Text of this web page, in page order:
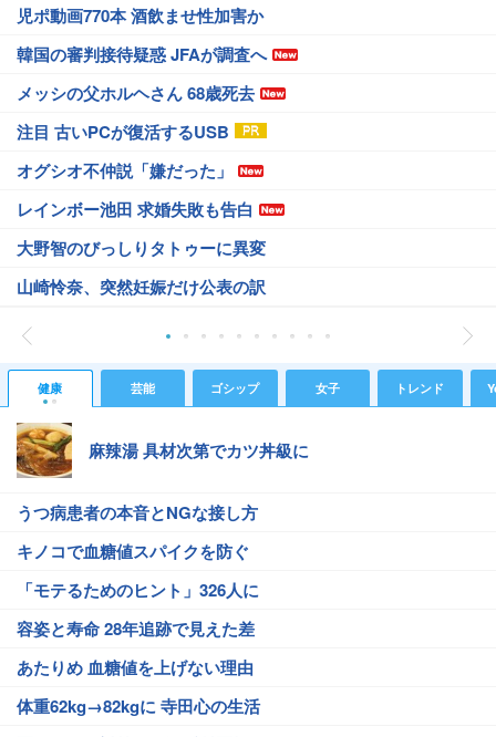
児ポ動画770本 酒飲ませ性加害か
韓国の審判接待疑惑 JFAが調査へ
メッシの父ホルヘさん 68歳死去
注目 古いPCが復活するUSB
オグシオ不仲説「嫌だった」
レインボー池田 求婚失敗も告白
大野智のびっしりタトゥーに異変
山崎怜奈、突然妊娠だけ公表の訳
健康 芸能 ゴシップ 女子 トレンド
麻辣湯 具材次第でカツ丼級に
うつ病患者の本音とNGな接し方
キノコで血糖値スパイクを防ぐ
「モテるためのヒント」326人に
容姿と寿命 28年追跡で見えた差
あたりめ 血糖値を上げない理由
体重62kg→82kgに 寺田心の生活